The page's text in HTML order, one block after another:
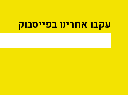
עקבו אחרינו בפייסבוק